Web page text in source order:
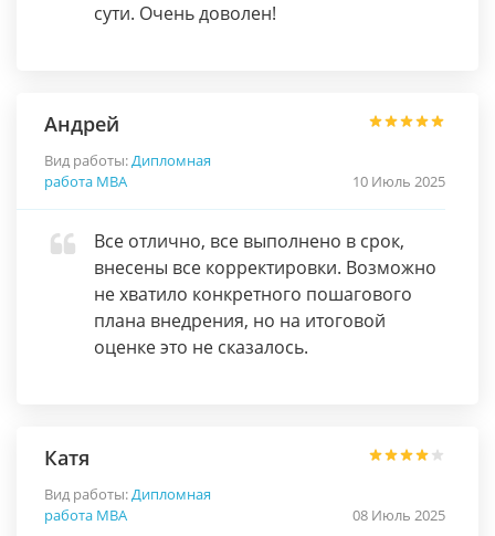
сути. Очень доволен!
Андрей
Вид работы:Дипломная
работа МВА
10 Июль 2025
Все отлично, все выполнено в срок,
внесены все корректировки. Возможно
не хватило конкретного пошагового
плана внедрения, но на итоговой
оценке это не сказалось.
Катя
Вид работы:Дипломная
работа МВА
08 Июль 2025